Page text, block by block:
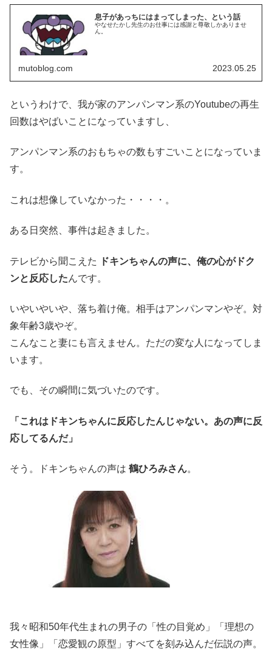
息子があっちにはまってしまった、という話
やなせたかし先生のお仕事には感謝と尊敬しかありませ
ん。
mutoblog.com 2023.05.25
というわけで、我が家のアンパンマン系のYoutubeの再生
回数はやばいことになっていますし、
アンパンマン系のおもちゃの数もすごいことになっていま
す。
これは想像していなかった・・・・。
ある日突然、事件は起きました。
テレビから聞こえた
ドキンちゃんの声に、俺の心がドク
ンと反応したんです。
いやいやいや、落ち着け俺。相手はアンパンマンやぞ。対
象年齢3歳やぞ。
こんなこと妻にも言えません。ただの変な人になってしま
います。
でも、その瞬間に気づいたのです。
「これはドキンちゃんに反応したんじゃない。あの声に反
応してるんだ」
そう。ドキンちゃんの声は 鶴ひろみさん。
我々昭和50年代生まれの男子の「性の目覚め」「理想の
女性像」「恋愛観の原型」すべてを刻み込んだ伝説の声。